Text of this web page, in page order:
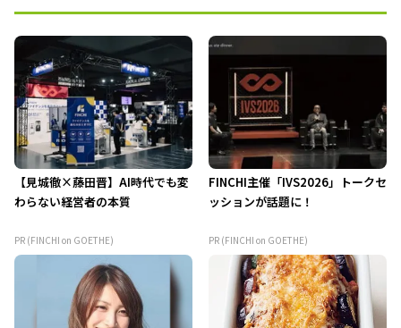
【見城徹×藤田晋】AI時代でも変
わらない経営者の本質
PR (FINCHI on GOETHE)
FINCHI主催「IVS2026」トークセ
ッションが話題に！
PR (FINCHI on GOETHE)